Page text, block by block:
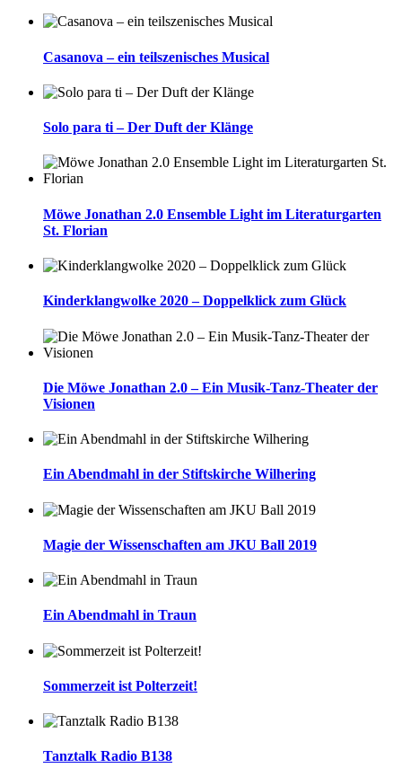
Casanova – ein teilszenisches Musical
Solo para ti – Der Duft der Klänge
Möwe Jonathan 2.0 Ensemble Light im Literaturgarten
St. Florian
Kinderklangwolke 2020 – Doppelklick zum Glück
Die Möwe Jonathan 2.0 – Ein Musik-Tanz-Theater der
Visionen
Ein Abendmahl in der Stiftskirche Wilhering
Magie der Wissenschaften am JKU Ball 2019
Ein Abendmahl in Traun
Sommerzeit ist Polterzeit!
Tanztalk Radio B138